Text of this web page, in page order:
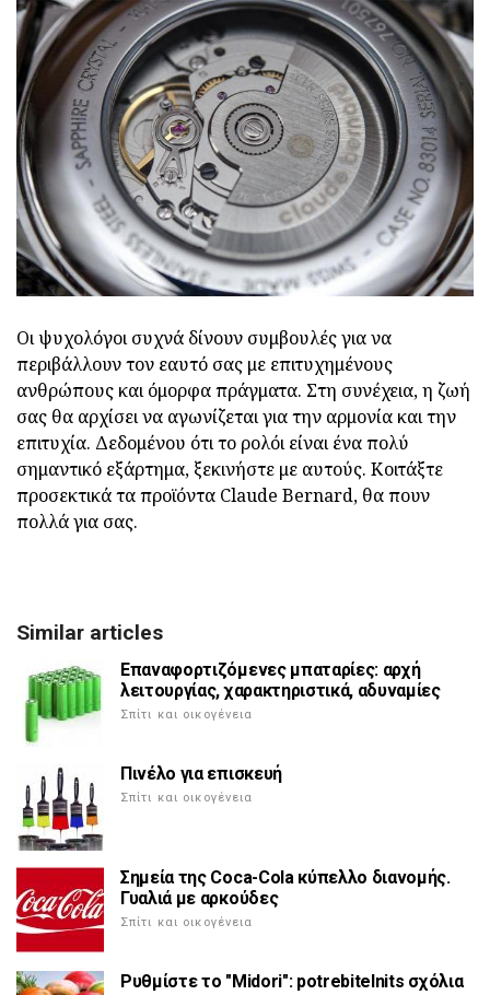
Οι ψυχολόγοι συχνά δίνουν συμβουλές για να
περιβάλλουν τον εαυτό σας με επιτυχημένους
ανθρώπους και όμορφα πράγματα. Στη συνέχεια, η ζωή
σας θα αρχίσει να αγωνίζεται για την αρμονία και την
επιτυχία. Δεδομένου ότι το ρολόι είναι ένα πολύ
σημαντικό εξάρτημα, ξεκινήστε με αυτούς. Κοιτάξτε
προσεκτικά τα προϊόντα Claude Bernard, θα πουν
πολλά για σας.
Similar articles
Επαναφορτιζόμενες μπαταρίες: αρχή
λειτουργίας, χαρακτηριστικά, αδυναμίες
Σπίτι και οικογένεια
Πινέλο για επισκευή
Σπίτι και οικογένεια
Σημεία της Coca-Cola κύπελλο διανομής.
Γυαλιά με αρκούδες
Σπίτι και οικογένεια
Ρυθμίστε το "Midori": potrebitelnits σχόλια